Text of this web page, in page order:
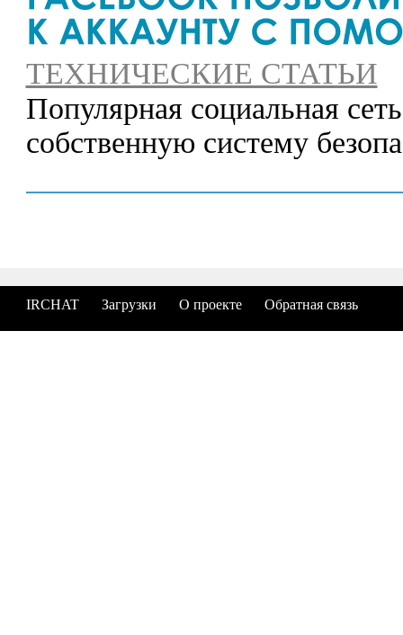
ТЕХНИЧЕСКИЕ СТАТЬИ
Популярная социальная
собственную систему
IRCHAT Загрузки О проекте Обратная связь